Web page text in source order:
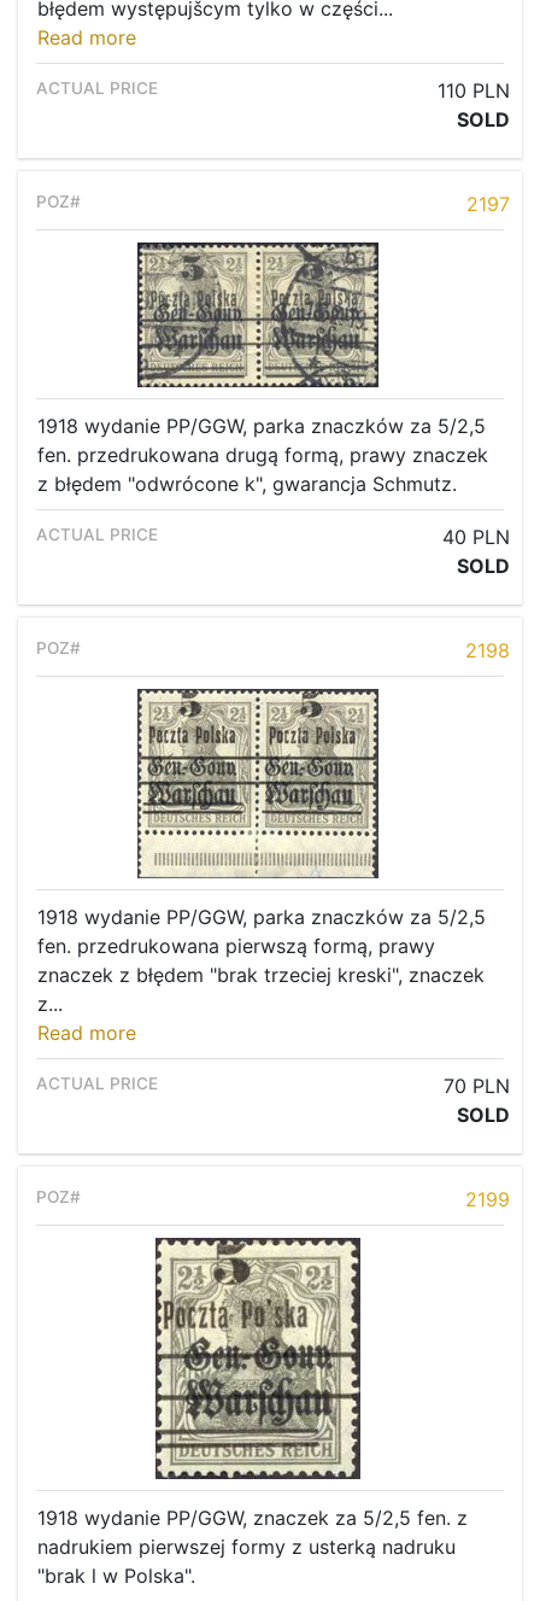
błędem występujšcym tylko w części...
Read more
110 PLN
SOLD
2197
1918 wydanie PP/GGW, parka znaczków za 5/2,5
fen. przedrukowana drugą formą, prawy znaczek
z błędem "odwrócone k", gwarancja Schmutz.
40 PLN
SOLD
2198
1918 wydanie PP/GGW, parka znaczków za 5/2,5
fen. przedrukowana pierwszą formą, prawy
znaczek z błędem "brak trzeciej kreski", znaczek
z...
Read more
70 PLN
SOLD
2199
1918 wydanie PP/GGW, znaczek za 5/2,5 fen. z
nadrukiem pierwszej formy z usterką nadruku
"brak l w Polska".